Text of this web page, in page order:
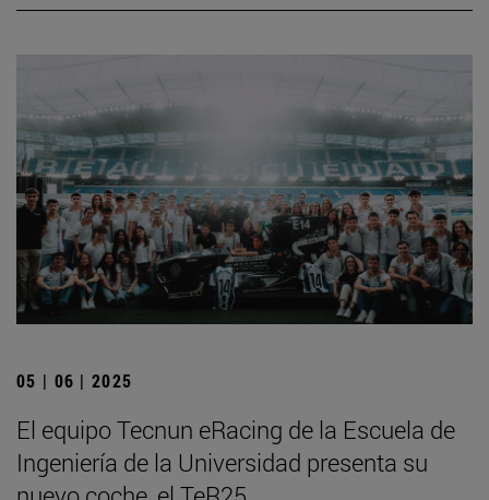
05 | 06 | 2025
El equipo Tecnun eRacing de la Escuela de
Ingeniería de la Universidad presenta su